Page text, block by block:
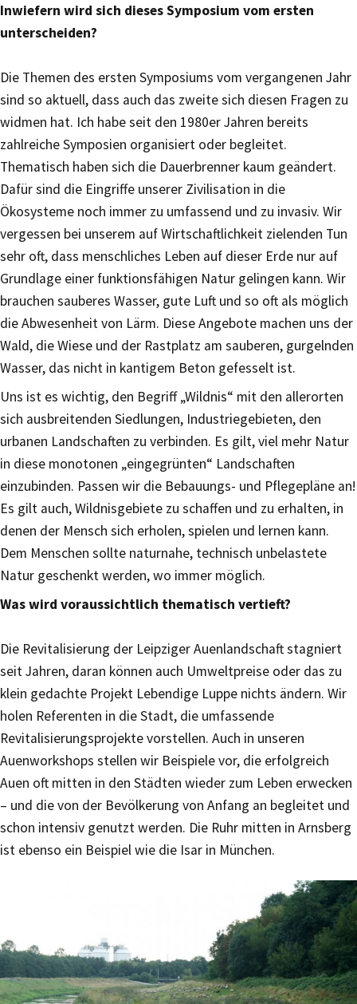
Inwiefern wird sich dieses Symposium vom ersten
unterscheiden?
Die Themen des ersten Symposiums vom vergangenen Jahr
sind so aktuell, dass auch das zweite sich diesen Fragen zu
widmen hat. Ich habe seit den 1980er Jahren bereits
zahlreiche Symposien organisiert oder begleitet.
Thematisch haben sich die Dauerbrenner kaum geändert.
Dafür sind die Eingriffe unserer Zivilisation in die
Ökosysteme noch immer zu umfassend und zu invasiv. Wir
vergessen bei unserem auf Wirtschaftlichkeit zielenden Tun
sehr oft, dass menschliches Leben auf dieser Erde nur auf
Grundlage einer funktionsfähigen Natur gelingen kann. Wir
brauchen sauberes Wasser, gute Luft und so oft als möglich
die Abwesenheit von Lärm. Diese Angebote machen uns der
Wald, die Wiese und der Rastplatz am sauberen, gurgelnden
Wasser, das nicht in kantigem Beton gefesselt ist.
Uns ist es wichtig, den Begriff „Wildnis“ mit den allerorten
sich ausbreitenden Siedlungen, Industriegebieten, den
urbanen Landschaften zu verbinden. Es gilt, viel mehr Natur
in diese monotonen „eingegrünten“ Landschaften
einzubinden. Passen wir die Bebauungs- und Pflegepläne an!
Es gilt auch, Wildnisgebiete zu schaffen und zu erhalten, in
denen der Mensch sich erholen, spielen und lernen kann.
Dem Menschen sollte naturnahe, technisch unbelastete
Natur geschenkt werden, wo immer möglich.
Was wird voraussichtlich thematisch vertieft?
Die Revitalisierung der Leipziger Auenlandschaft stagniert
seit Jahren, daran können auch Umweltpreise oder das zu
klein gedachte Projekt Lebendige Luppe nichts ändern. Wir
holen Referenten in die Stadt, die umfassende
Revitalisierungsprojekte vorstellen. Auch in unseren
Auenworkshops stellen wir Beispiele vor, die erfolgreich
Auen oft mitten in den Städten wieder zum Leben erwecken
– und die von der Bevölkerung von Anfang an begleitet und
schon intensiv genutzt werden. Die Ruhr mitten in Arnsberg
ist ebenso ein Beispiel wie die Isar in München.​